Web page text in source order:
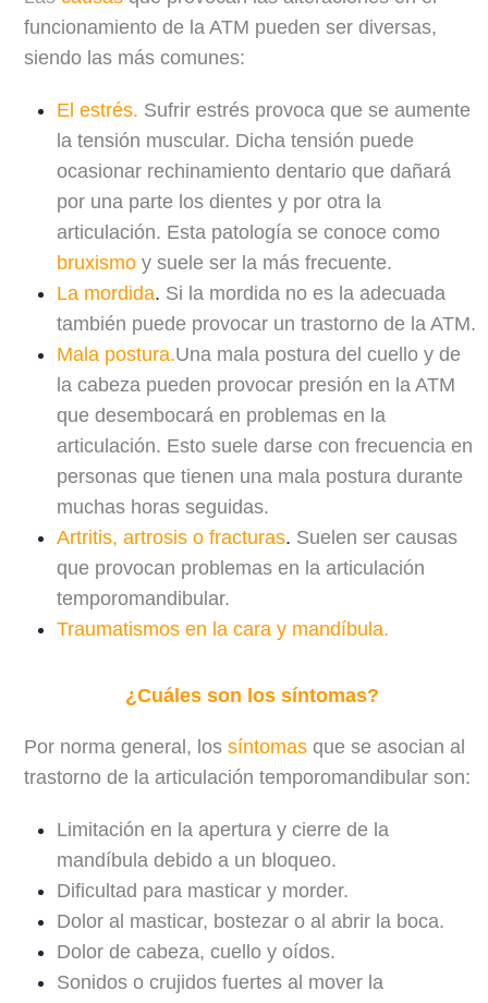
funcionamiento de la ATM pueden ser diversas,
siendo las más comunes:
El estrés. Sufrir estrés provoca que se aumente
la tensión muscular. Dicha tensión puede
ocasionar rechinamiento dentario que dañará
por una parte los dientes y por otra la
articulación. Esta patología se conoce como
bruxismo y suele ser la más frecuente.
La mordida. Si la mordida no es la adecuada
también puede provocar un trastorno de la ATM.
Mala postura.Una mala postura del cuello y de
la cabeza pueden provocar presión en la ATM
que desembocará en problemas en la
articulación. Esto suele darse con frecuencia en
personas que tienen una mala postura durante
muchas horas seguidas.
Artritis, artrosis o fracturas. Suelen ser causas
que provocan problemas en la articulación
temporomandibular.
Traumatismos en la cara y mandíbula.
¿Cuáles son los síntomas?
Por norma general, los síntomas que se asocian al
trastorno de la articulación temporomandibular son:
Limitación en la apertura y cierre de la
mandíbula debido a un bloqueo.
Dificultad para masticar y morder.
Dolor al masticar, bostezar o al abrir la boca.
Dolor de cabeza, cuello y oídos.
Sonidos o crujidos fuertes al mover la